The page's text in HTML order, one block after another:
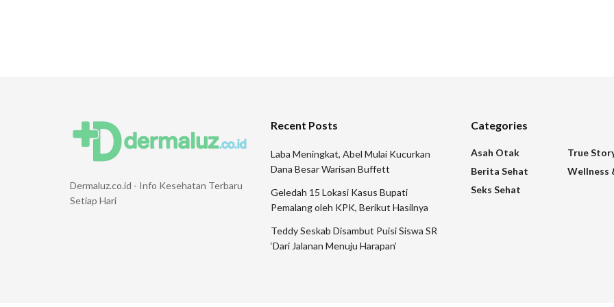
Dermaluz.co.id - Info Kesehatan Terbaru
Setiap Hari
Recent Posts
Laba Meningkat, Abel Mulai Kucurkan
Dana Besar Warisan Buffett
Geledah 15 Lokasi Kasus Bupati
Pemalang oleh KPK, Berikut Hasilnya
Teddy Seskab Disambut Puisi Siswa SR
‘Dari Jalanan Menuju Harapan’
Categories
Asah Otak
Berita Sehat
Seks Sehat
True
Wellness